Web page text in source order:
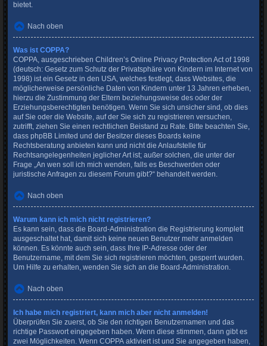
bietet.
Nach oben
Was ist COPPA?
COPPA, ausgeschrieben Children’s Online Privacy Protection Act of 1998
(deutsch: Gesetz zum Schutz der Privatsphäre von Kindern im Internet von
1998) ist ein Gesetz in den USA, welches festlegt, dass Websites, die
möglicherweise persönliche Daten von Kindern unter 13 Jahren erheben,
hierzu die Zustimmung der Eltern beziehungsweise des oder der
Erziehungsberechtigten benötigen. Wenn Sie sich unsicher sind, ob dies
auf Sie oder die Website, auf der Sie sich zu registrieren versuchen,
zutrifft, ziehen Sie einen rechtlichen Beistand zu Rate. Bitte beachten Sie,
dass phpBB Limited und der Besitzer dieses Boards keine
Rechtsberatung anbieten kann und nicht die Anlaufstelle für
Rechtsangelegenheiten jeglicher Art ist; außer solchen, die unter der
Frage „An wen soll ich mich wenden, falls es Beschwerden oder
juristische Anfragen zu diesem Forum gibt?“ behandelt werden.
Nach oben
Warum kann ich mich nicht registrieren?
Es kann sein, dass die Board-Administration die Registrierung komplett
ausgeschaltet hat, damit sich keine neuen Benutzer mehr anmelden
können. Es könnte auch sein, dass Ihre IP-Adresse oder der
Benutzername, mit dem Sie sich registrieren möchten, gesperrt wurden.
Um Hilfe zu erhalten, wenden Sie sich an die Board-Administration.
Nach oben
Ich habe mich registriert, kann mich aber nicht anmelden!
Überprüfen Sie zuerst, ob Sie den richtigen Benutzernamen und das
richtige Passwort eingegeben haben. Wenn diese stimmen, dann gibt es
zwei Möglichkeiten. Wenn COPPA aktiviert ist und Sie angegeben haben,